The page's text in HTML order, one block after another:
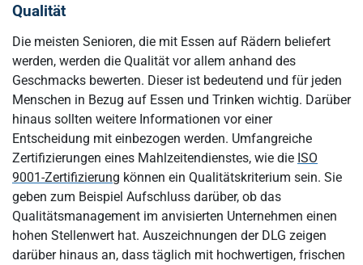
Qualität
Die meisten Senioren, die mit Essen auf Rädern beliefert
werden, werden die Qualität vor allem anhand des
Geschmacks bewerten. Dieser ist bedeutend und für jeden
Menschen in Bezug auf Essen und Trinken wichtig. Darüber
hinaus sollten weitere Informationen vor einer
Entscheidung mit einbezogen werden. Umfangreiche
Zertifizierungen eines Mahlzeitendienstes, wie die ISO
9001-Zertifizierung können ein Qualitätskriterium sein. Sie
geben zum Beispiel Aufschluss darüber, ob das
Qualitätsmanagement im anvisierten Unternehmen einen
hohen Stellenwert hat. Auszeichnungen der DLG zeigen
darüber hinaus an, dass täglich mit hochwertigen, frischen